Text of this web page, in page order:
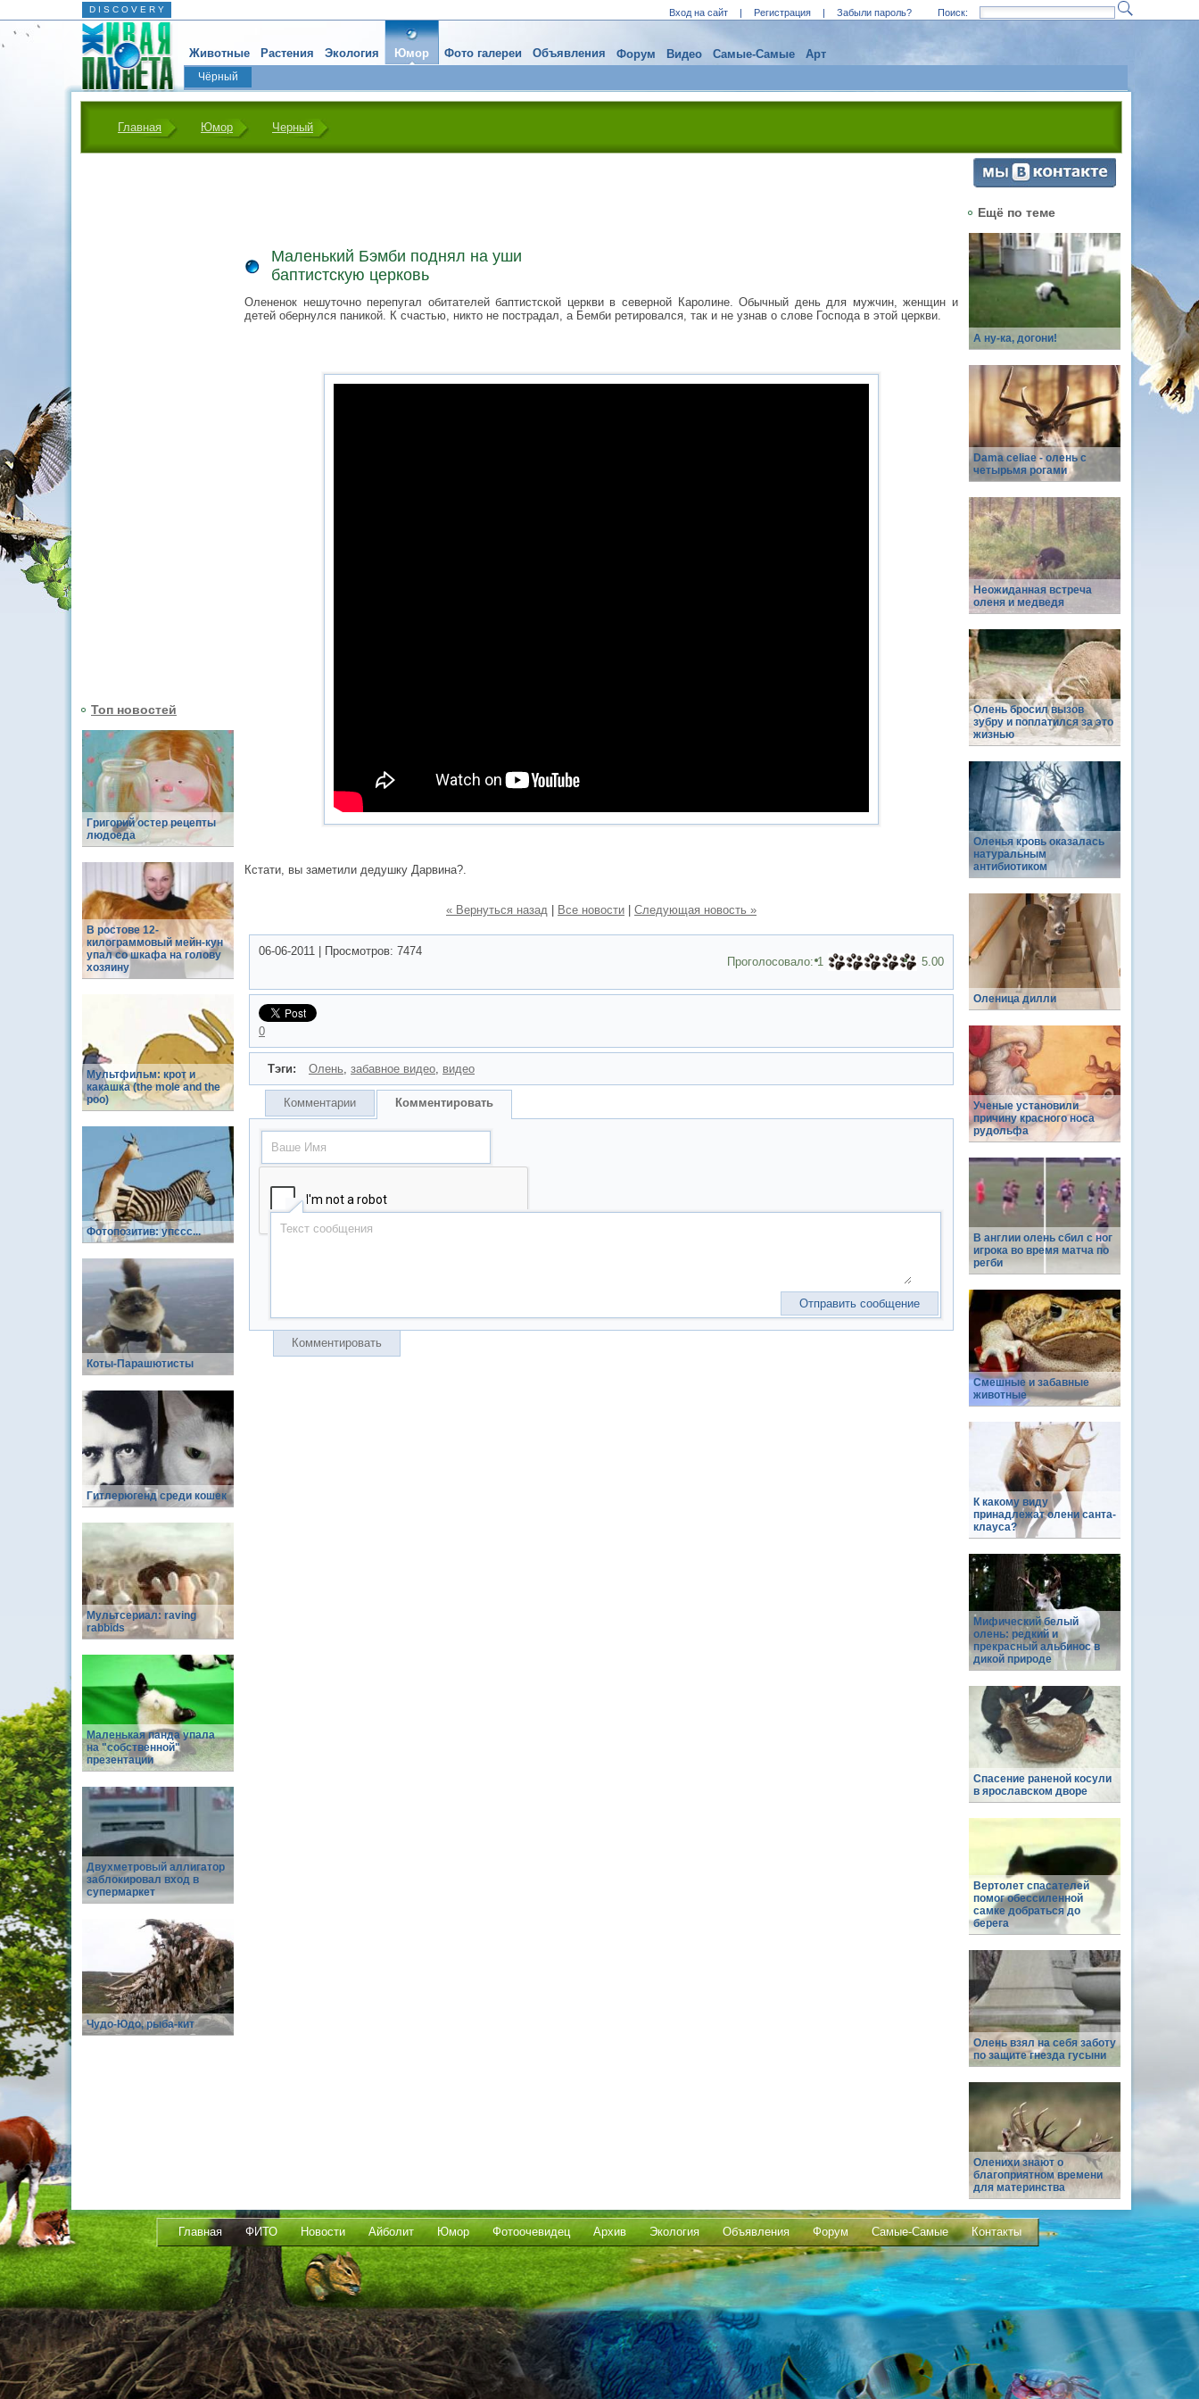
D I S C O V E R Y Вход на сайт | Регистрация | Забыли пароль? Поиск:
Животные Растения Экология Юмор
Чёрный
Фото галереи Объявления Форум Видео Самые-Самые Арт
Главная Юмор Черный
Топ новостей
Григорий остер рецепты
людоеда
В ростове 12-
килограммовый мейн-кун
упал со шкафа на голову
хозяину
Мультфильм: крот и
какашка (the mole and the
poo)
Фотопозитив: упссс...
Коты-Парашютисты
Гитлерюгенд среди кошек
Мультсериал: raving
rabbids
Маленькая панда упала
на "собственной"
презентации
Двухметровый аллигатор
заблокировал вход в
супермаркет
Чудо-Юдо, рыба-кит
Маленький Бэмби поднял на уши
баптистскую церковь
Олененок нешуточно перепугал обитателей баптистской церкви в северной Каролине. Обычный день для мужчин, женщин и
детей обернулся паникой. К счастью, никто не пострадал, а Бемби ретировался, так и не узнав о слове Господа в этой церкви.
Кстати, вы заметили дедушку Дарвина?.
« Вернуться назад Все новости Следующая новость »
06-06-2011 Просмотров: 7474
Проголосовало:1 5.00
0
Тэги: Олень, забавное видео, видео
Комментарии Комментировать
Комментировать
Ещё по теме
А ну-ка, догони!
Dama celiae - олень с
четырьмя рогами
Неожиданная встреча
оленя и медведя
Олень бросил вызов
зубру и поплатился за это
жизнью
Оленья кровь оказалась
натуральным
антибиотиком
Оленица дилли
Ученые установили
причину красного носа
рудольфа
В англии олень сбил с ног
игрока во время матча по
регби
Смешные и забавные
животные
К какому виду
принадлежат олени санта-
клауса?
Мифический белый
олень: редкий и
прекрасный альбинос в
дикой природе
Спасение раненой косули
в ярославском дворе
Вертолет спасателей
помог обессиленной
самке добраться до
берега
Олень взял на себя заботу
по защите гнезда гусыни
Оленихи знают о
благоприятном времени
для материнства
Главная ФИТО Новости Айболит Юмор Фотоочевидец Архив Экология Объявления Форум Самые-Самые Контакты